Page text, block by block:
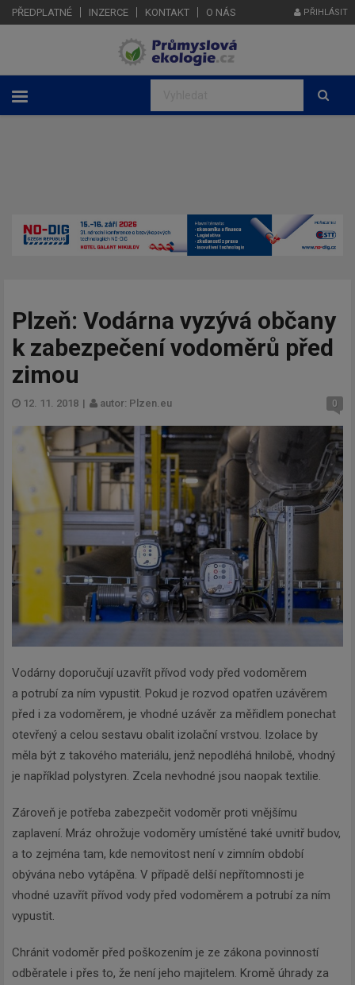
PŘEDPLATNÉ INZERCE KONTAKT O NÁS PŘIHLÁSIT
Plzeň: Vodárna vyzývá občany
k zabezpečení vodoměrů před
zimou
12. 11. 2018 | autor: Plzen.eu 0
Vodárny doporučují uzavřít přívod vody před vodoměrem
a potrubí za ním vypustit. Pokud je rozvod opatřen uzávěrem
před i za vodoměrem, je vhodné uzávěr za měřidlem ponechat
otevřený a celou sestavu obalit izolační vrstvou. Izolace by
měla být z takového materiálu, jenž nepodléhá hnilobě, vhodný
je například polystyren. Zcela nevhodné jsou naopak textilie.
Zároveň je potřeba zabezpečit vodoměr proti vnějšímu
zaplavení. Mráz ohrožuje vodoměry umístěné také uvnitř budov,
a to zejména tam, kde nemovitost není v zimním období
obývána nebo vytápěna. V případě delší nepřítomnosti je
vhodné uzavřít přívod vody před vodoměrem a potrubí za ním
vypustit.
Chránit vodoměr před poškozením je ze zákona povinností
odběratele i přes to, že není jeho majitelem. Kromě úhrady za